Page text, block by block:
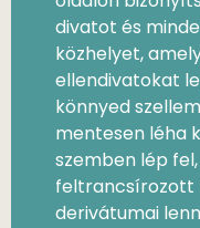
divatot és
közhelyet,
ellendivatokat
könnyed
mentesen léha
szemben lép
feltrancsírozott
derivátumai